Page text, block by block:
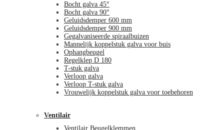
Bocht galva 45°
Bocht galva 90°
Geluidsdemper 600 mm
Geluidsdemper 900 mm
Gegalvaniseerde spiraalbuizen
Mannelijk koppelstuk galva voor buis
Ophangbeugel
Regelklep D 180
T-stuk galva
Verloop galva
Verloop T-stuk galva
Vrouwelijk koppelstuk galva voor toebehoren
Ventilair
Ventilair Beugelklemmen